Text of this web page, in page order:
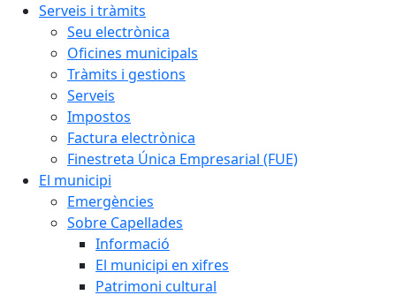
Serveis i tràmits
Seu electrònica
Oficines municipals
Tràmits i gestions
Serveis
Impostos
Factura electrònica
Finestreta Única Empresarial (FUE)
El municipi
Emergències
Sobre Capellades
Informació
El municipi en xifres
Patrimoni cultural